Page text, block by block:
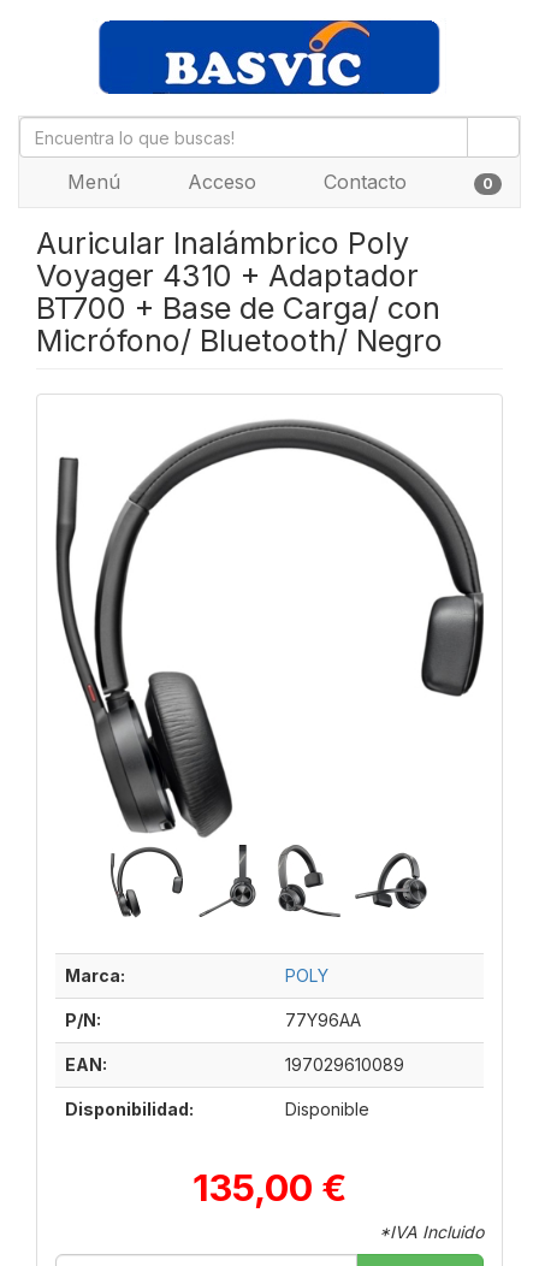
Menú Acceso Contacto 0
Auricular Inalámbrico Poly
Voyager 4310 + Adaptador
BT700 + Base de Carga/ con
Micrófono/ Bluetooth/ Negro
Marca: POLY
P/N: 77Y96AA
EAN: 197029610089
Disponibilidad: Disponible
135,00 €
*IVA Incluido